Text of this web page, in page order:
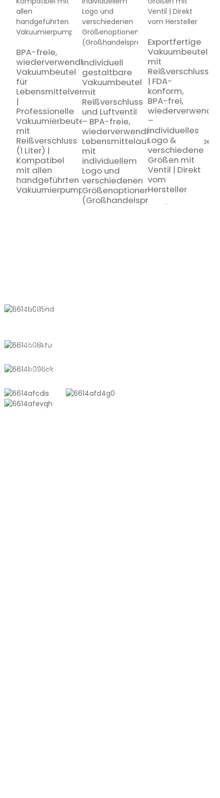
BPA-freie,
wiederverwendbare
Vakuumbeutel
für
Lebensmittelverpackungen
|
Professionelle
Vakuumierbeutel
mit
Reißverschluss
(1 Liter) |
Kompatibel
mit allen
handgeführten
Vakuumierpumpen
Individuell
gestaltbare
Vakuumbeutel
mit
Reißverschluss
und Luftventil
– BPA-freie,
wiederverwendbare
mit
individuellem
Logo und
verschiedenen
Größenoptionen
(Großhandelspreise)
Exportfertige
Vakuumbeutel
mit
Reißverschluss
| FDA-
konform,
BPA-frei,
–
individuelles
Logo &
verschiedene
Größen mit
Ventil | Direkt
vom
Hersteller
Nr. 611, Shantong Road, Shanyang
+8618721958798
sales10@shtangke.com